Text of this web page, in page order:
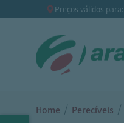
Preços válidos para:
Home / Perecíveis /